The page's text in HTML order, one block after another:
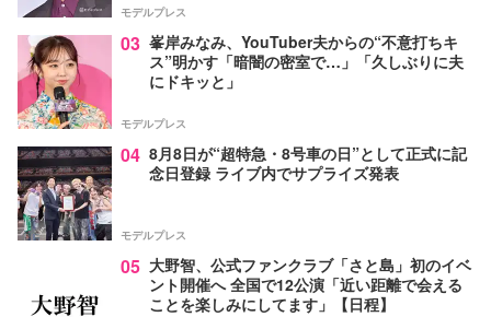
モデルプレス
03 峯岸みなみ、YouTuber夫からの“不意打ちキ
ス”明かす「暗闇の密室で…」「久しぶりに夫
にドキッと」
モデルプレス
04 8月8日が“超特急・8号車の日”として正式に記
念日登録 ライブ内でサプライズ発表
モデルプレス
05 大野智、公式ファンクラブ「さと島」初のイベ
ント開催へ 全国で12公演「近い距離で会える
ことを楽しみにしてます」【日程】